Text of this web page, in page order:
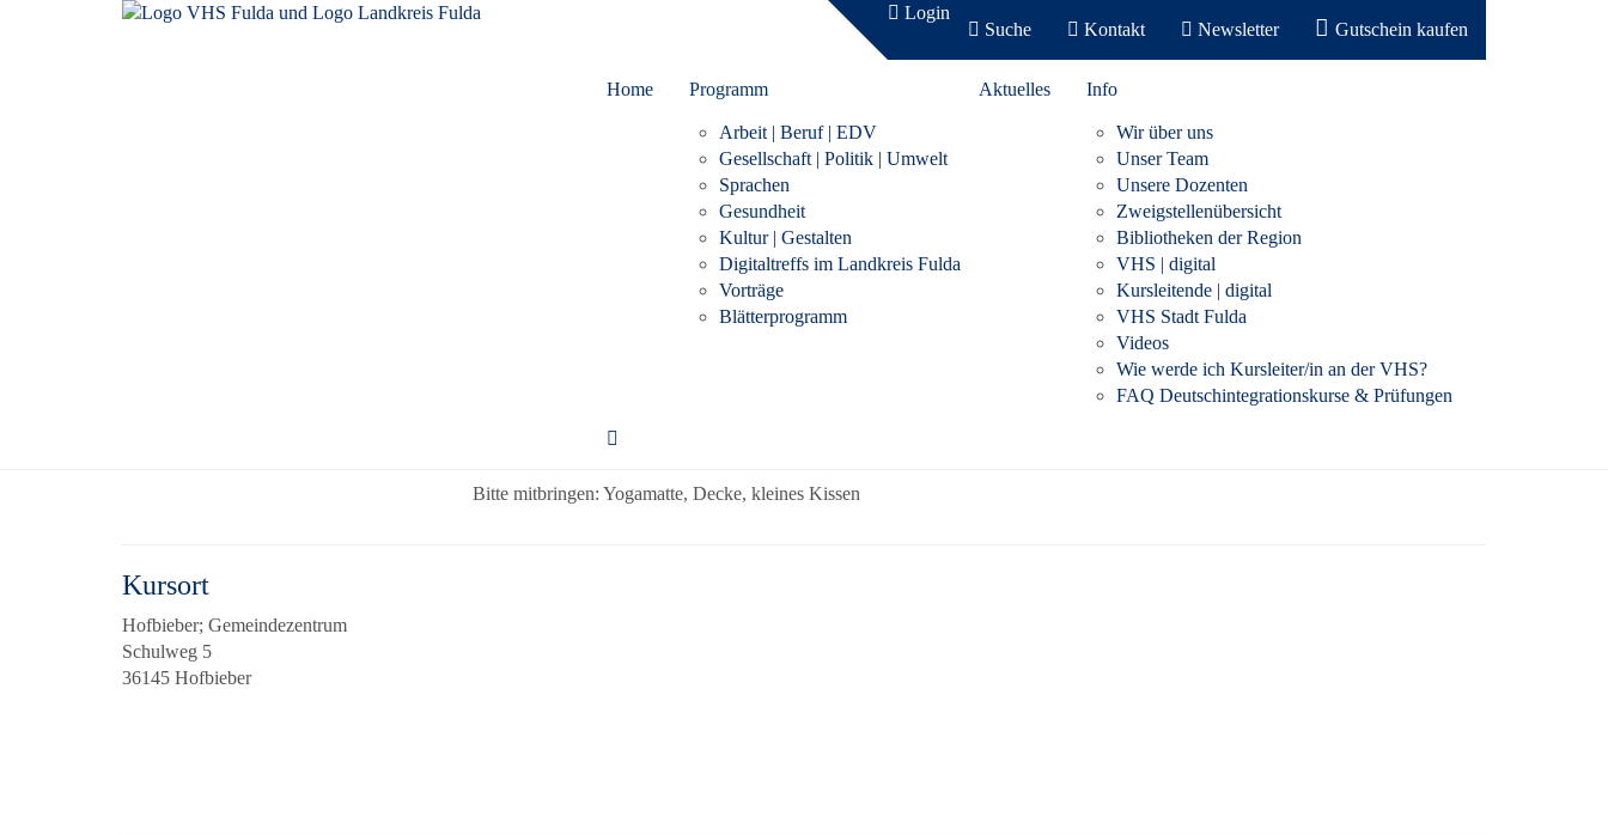
Login
Suche
Kontakt Newsletter Gutschein kaufen
Home Programm
Arbeit | Beruf | EDV
Gesellschaft | Politik | Umwelt
Sprachen
Gesundheit
Kultur | Gestalten
Digitaltreffs im Landkreis Fulda
Vorträge
Blätterprogramm
Aktuelles Info
Wir über uns
Unser Team
Unsere Dozenten
Zweigstellenübersicht
Bibliotheken der Region
VHS | digital
Kursleitende | digital
VHS Stadt Fulda
Videos
Wie werde ich Kursleiter/in an der VHS?
FAQ Deutschintegrationskurse & Prüfungen
Anmeldung auf Warteliste
Zur Ruhe kommen, dem Körper Gutes tun: In diesem Kurs üben wir Yoga in seiner ganzen Vielfalt. D. h. wir üben auf der Körper-, der Atem- und
der Geistesebene. Als Werkzeuge dienen Körperübungen, Atemübungen, Atemwahrnehmungen, kleinen Meditationen, um dem eigentlichen Ziel
von Yoga immer näher zu kommen: Zu einem ruhigen, klaren Geist und die Bewusstheit des gegenwärtigen Augenblickes.
Wir werden in diesem Kurs ein besonderes Augenmerk auf den achtsamen Umgang mit dem Körper legen, auf die Signale des Körpers zu hören
Bitte mitbringen: Yogamatte, Decke, kleines Kissen
Kursort
Hofbieber; Gemeindezentrum
Schulweg 5
36145 Hofbieber